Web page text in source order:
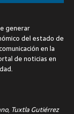
generar
del estado de
en la
de noticias en
Tuxtla Gutiérrez